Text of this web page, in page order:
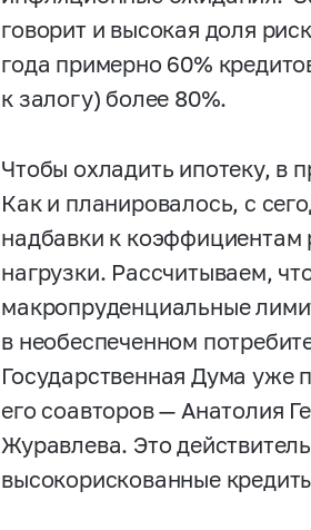
говорит и высокая доля
года примерно 60%
к залогу) более 80%.
Чтобы охладить ипотеку,
Как и планировалось, с
надбавки к коэффициентам
нагрузки. Рассчитываем,
макропруденциальные
в необеспеченном
Государственная Дума уже
его соавторов — Анатолия
Журавлева. Это
высокорискованные